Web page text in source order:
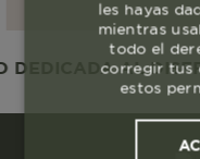
AL
les hayas
mientras
todo el
corregir tus
estos